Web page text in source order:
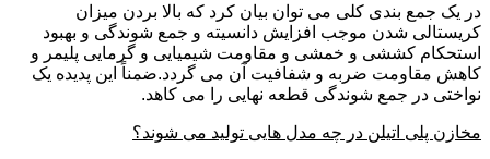
در یک جمع بندی کلی می توان بیان کرد که بالا بردن میزان
کریستالی شدن موجب افزایش دانسیته و جمع شوندگی و بهبود
استحکام کششی و خمشی و مقاومت شیمیایی و گرمایی پلیمر و
کاهش مقاومت ضربه و شفافیت آن می گردد.ضمناً این پدیده یک
نواختی در جمع شوندگی قطعه نهایی را می کاهد.
مخازن پلی اتیلن در چه مدل هایی تولید می شوند؟